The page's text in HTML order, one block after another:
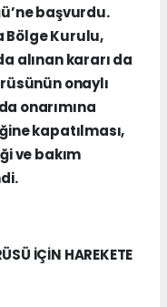
başvurdu.
Bölge Kurulu,
alınan kararı da
onaylı
onarımına
kapatılması,
ve bakım
İÇİN HAREKETE